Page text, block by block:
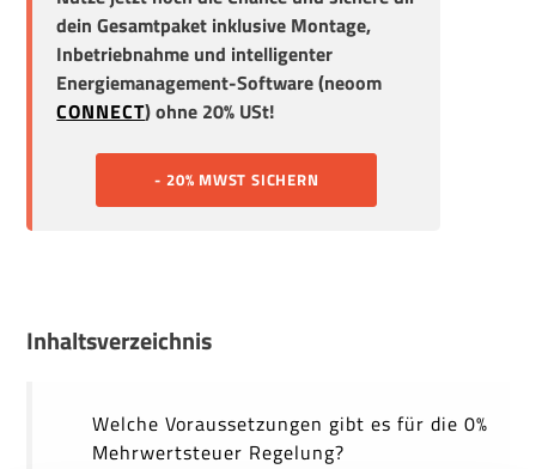
dein Gesamtpaket inklusive Montage,
Inbetriebnahme und intelligenter
Energiemanagement-Software (neoom
CONNECT) ohne 20% USt!
- 20% MWST SICHERN
Inhaltsverzeichnis
Welche Voraussetzungen gibt es für die 0%
Mehrwertsteuer Regelung?